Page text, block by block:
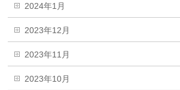
2024年1月
2023年12月
2023年11月
2023年10月